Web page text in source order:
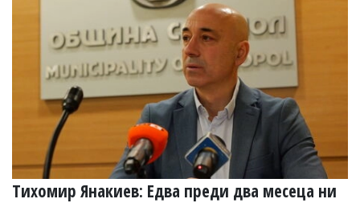
Тихомир Янакиев: Едва преди два месеца ни